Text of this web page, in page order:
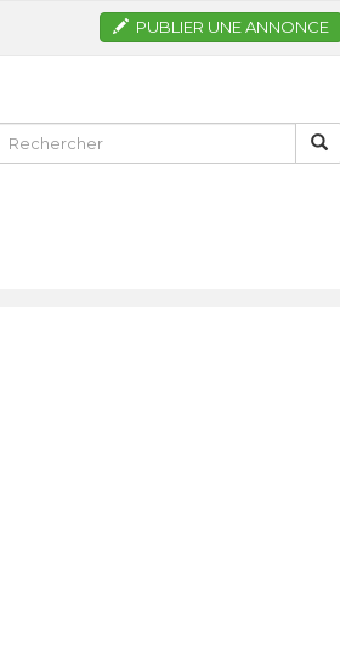
PUBLIER UNE ANNONCE